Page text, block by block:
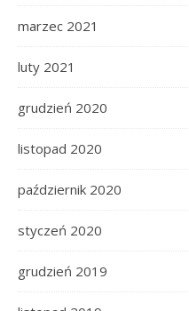
marzec 2021
luty 2021
grudzień 2020
listopad 2020
październik 2020
styczeń 2020
grudzień 2019